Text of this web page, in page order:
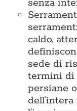
senza
caldo,
sede di
termini di
persiane